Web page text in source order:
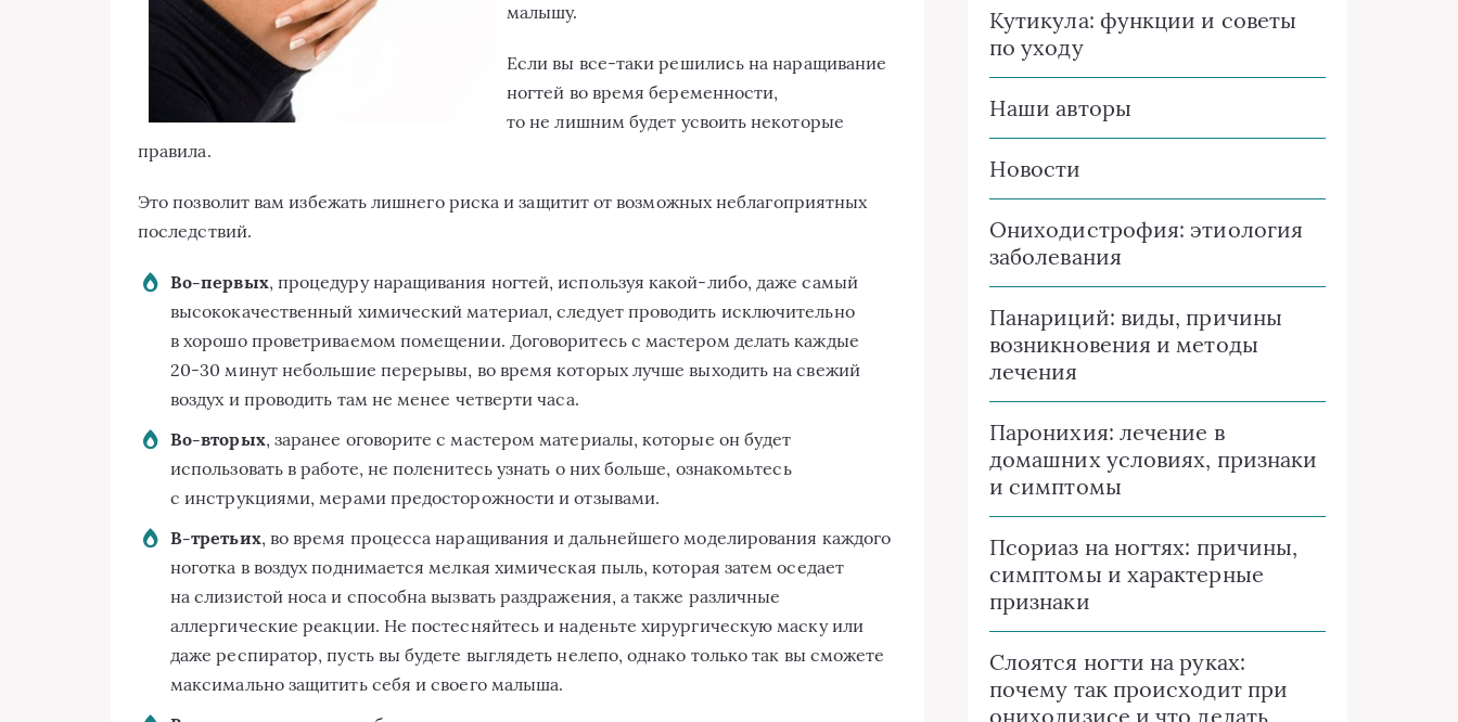
малышу.
Если вы все-таки решились на наращивание
ногтей во время беременности,
то не лишним будет усвоить некоторые
правила.
Это позволит вам избежать лишнего риска и защитит от возможных неблагоприятных
последствий.
Во-первых, процедуру наращивания ногтей, используя какой-либо, даже самый
высококачественный химический материал, следует проводить исключительно
в хорошо проветриваемом помещении. Договоритесь с мастером делать каждые
20-30 минут небольшие перерывы, во время которых лучше выходить на свежий
воздух и проводить там не менее четверти часа.
Во-вторых, заранее оговорите с мастером материалы, которые он будет
использовать в работе, не поленитесь узнать о них больше, ознакомьтесь
с инструкциями, мерами предосторожности и отзывами.
В-третьих, во время процесса наращивания и дальнейшего моделирования каждого
ноготка в воздух поднимается мелкая химическая пыль, которая затем оседает
на слизистой носа и способна вызвать раздражения, а также различные
аллергические реакции. Не постесняйтесь и наденьте хирургическую маску или
даже респиратор, пусть вы будете выглядеть нелепо, однако только так вы сможете
максимально защитить себя и своего малыша.
Кутикула: функции и советы
по уходу
Наши авторы
Новости
Ониходистрофия: этиология
заболевания
Панариций: виды, причины
возникновения и методы
лечения
Паронихия: лечение в
домашних условиях, признаки
и симптомы
Псориаз на ногтях: причины,
симптомы и характерные
признаки
Слоятся ногти на руках:
почему так происходит при
онихолизисе и что делать